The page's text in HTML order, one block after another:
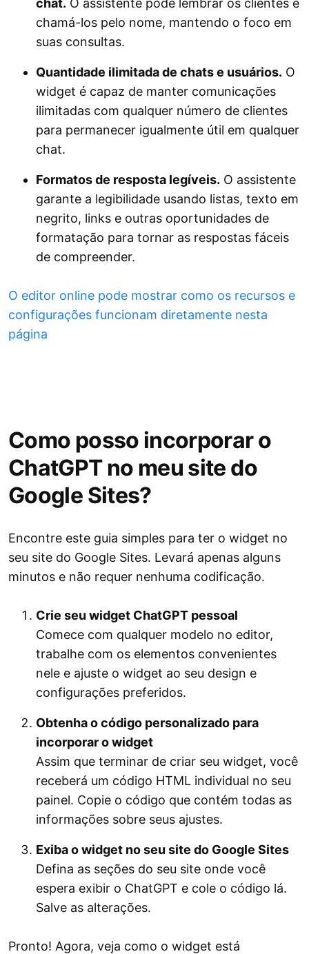
chat. O assistente pode lembrar os clientes e
chamá-los pelo nome, mantendo o foco em
suas consultas.
Quantidade ilimitada de chats e usuários. O
widget é capaz de manter comunicações
ilimitadas com qualquer número de clientes
para permanecer igualmente útil em qualquer
chat.
Formatos de resposta legíveis. O assistente
garante a legibilidade usando listas, texto em
negrito, links e outras oportunidades de
formatação para tornar as respostas fáceis
de compreender.
O editor online pode mostrar como os recursos e
configurações funcionam diretamente nesta
página
Como posso incorporar o
ChatGPT no meu site do
Google Sites?
Encontre este guia simples para ter o widget no
seu site do Google Sites. Levará apenas alguns
minutos e não requer nenhuma codificação.
Crie seu widget ChatGPT pessoal
Comece com qualquer modelo no editor,
trabalhe com os elementos convenientes
nele e ajuste o widget ao seu design e
configurações preferidos.
Obtenha o código personalizado para
incorporar o widget
Assim que terminar de criar seu widget, você
receberá um código HTML individual no seu
painel. Copie o código que contém todas as
informações sobre seus ajustes.
Exiba o widget no seu site do Google Sites
Defina as seções do seu site onde você
espera exibir o ChatGPT e cole o código lá.
Salve as alterações.
Pronto! Agora, veja como o widget está